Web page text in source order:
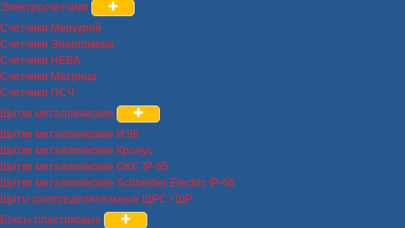
Электросчетчики
Счетчики Меркурий
Счетчики Энергомера
Счетчики НЕВА
Счетчики Матрица
Счетчики ПСЧ
Щитки металлические
Щитки металлические ИЭК
Щитки металлические Кронус
Щитки металлические DKC IP-65
Щитки металлические Schneider Electric IP-66
Щиты распределительные ЩРС / ЩР
Боксы пластиковые